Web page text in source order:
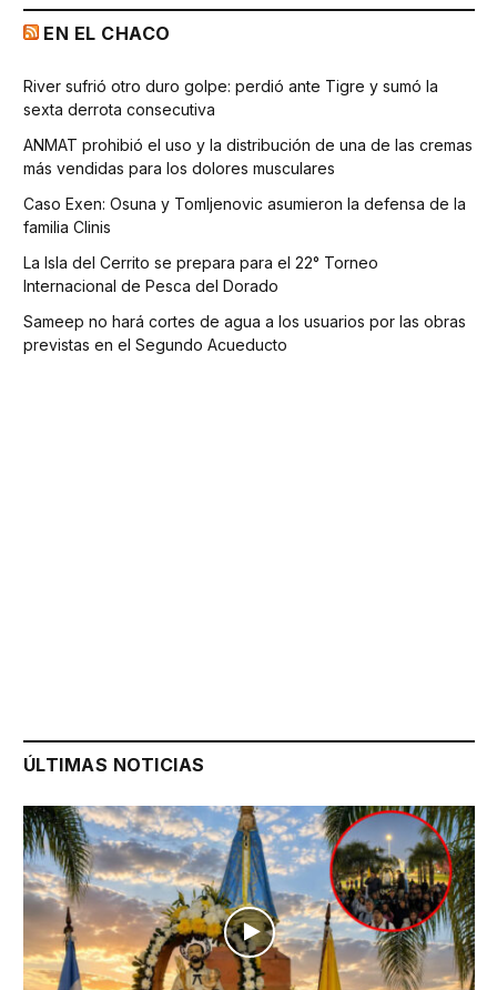
EN EL CHACO
River sufrió otro duro golpe: perdió ante Tigre y sumó la
sexta derrota consecutiva
ANMAT prohibió el uso y la distribución de una de las cremas
más vendidas para los dolores musculares
Caso Exen: Osuna y Tomljenovic asumieron la defensa de la
familia Clinis
La Isla del Cerrito se prepara para el 22° Torneo
Internacional de Pesca del Dorado
Sameep no hará cortes de agua a los usuarios por las obras
previstas en el Segundo Acueducto
ÚLTIMAS NOTICIAS